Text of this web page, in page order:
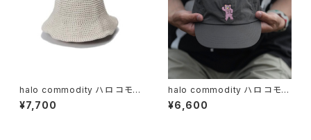
halo commodity ハロ コモデ
ィティ / Dry Knit Hat / Ecru
¥7,700
halo commodity ハロ コモデ
ィティ / Mesh Bear Cap / C.
Grey
¥6,600